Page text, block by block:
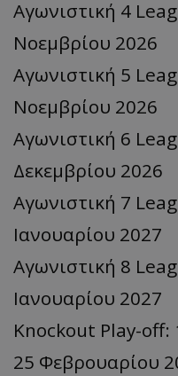
Αγωνιστική 4
Νοεμβρίου 2026
Αγωνιστική 5
Νοεμβρίου 2026
Αγωνιστική 6
Δεκεμβρίου 2026
Αγωνιστική 7
Ιανουαρίου 2027
Αγωνιστική 8
Ιανουαρίου 2027
Knockout Play-
25 Φεβρουαρίου